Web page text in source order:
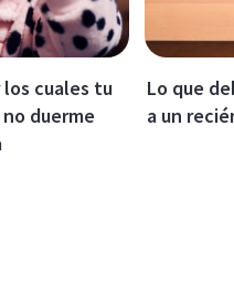
cuales tu
duerme
Lo que
a un